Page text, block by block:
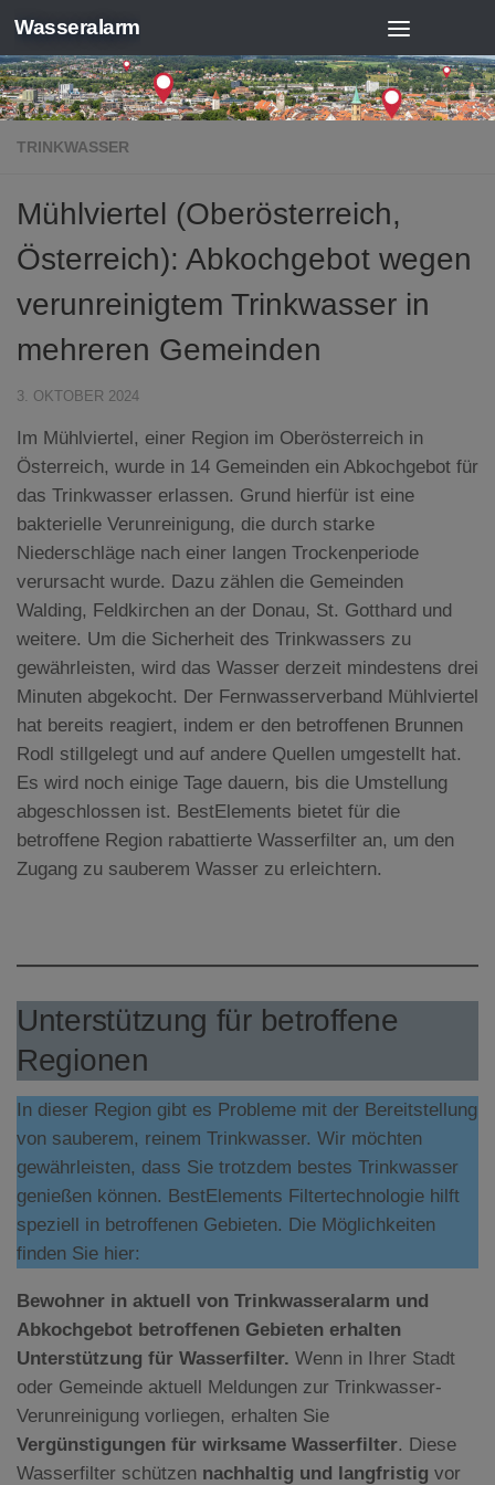
Zum Inhalt springen
Wasseralarm
TRINKWASSER
Mühlviertel (Oberösterreich,
Österreich): Abkochgebot wegen
verunreinigtem Trinkwasser in
mehreren Gemeinden
3. OKTOBER 2024
Im Mühlviertel, einer Region im Oberösterreich in
Österreich, wurde in 14 Gemeinden ein Abkochgebot für
das Trinkwasser erlassen. Grund hierfür ist eine
bakterielle Verunreinigung, die durch starke
Niederschläge nach einer langen Trockenperiode
verursacht wurde. Dazu zählen die Gemeinden
Walding, Feldkirchen an der Donau, St. Gotthard und
weitere. Um die Sicherheit des Trinkwassers zu
gewährleisten, wird das Wasser derzeit mindestens drei
Minuten abgekocht. Der Fernwasserverband Mühlviertel
hat bereits reagiert, indem er den betroffenen Brunnen
Rodl stillgelegt und auf andere Quellen umgestellt hat.
Es wird noch einige Tage dauern, bis die Umstellung
abgeschlossen ist. BestElements bietet für die
betroffene Region rabattierte Wasserfilter an, um den
Zugang zu sauberem Wasser zu erleichtern.
Unterstützung für betroffene
Regionen
In dieser Region gibt es Probleme mit der Bereitstellung
von sauberem, reinem Trinkwasser. Wir möchten
gewährleisten, dass Sie trotzdem bestes Trinkwasser
genießen können. BestElements Filtertechnologie hilft
speziell in betroffenen Gebieten. Die Möglichkeiten
finden Sie hier:
Bewohner in aktuell von Trinkwasseralarm und
Abkochgebot betroffenen Gebieten erhalten
Unterstützung für Wasserfilter. Wenn in Ihrer Stadt
oder Gemeinde aktuell Meldungen zur Trinkwasser-
Verunreinigung vorliegen, erhalten Sie
Vergünstigungen für wirksame Wasserfilter. Diese
Wasserfilter schützen nachhaltig und langfristig vor